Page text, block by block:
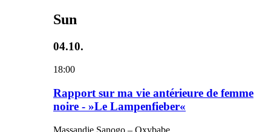
Sun
04.10.
18:00
Rapport sur ma vie antérieure de femme
noire - »Le Lampenfieber«
Massandje Sanogo – Oxybabe